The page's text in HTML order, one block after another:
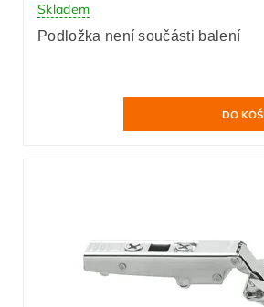
Skladem
Podložka není součásti balení